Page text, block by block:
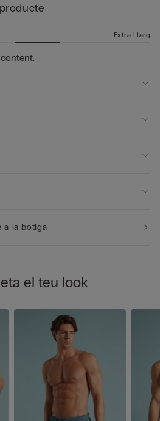
portar també com uns pantalons
i porta la talla L
Extra Llarg
a la botiga
el teu look